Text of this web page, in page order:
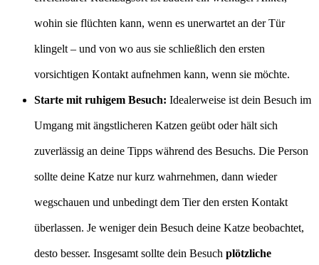
wohin sie flüchten kann, wenn es unerwartet an der Tür
klingelt – und von wo aus sie schließlich den ersten
vorsichtigen Kontakt aufnehmen kann, wenn sie möchte.
Starte mit ruhigem Besuch: Idealerweise ist dein Besuch im
Umgang mit ängstlicheren Katzen geübt oder hält sich
zuverlässig an deine Tipps während des Besuchs. Die Person
sollte deine Katze nur kurz wahrnehmen, dann wieder
wegschauen und unbedingt dem Tier den ersten Kontakt
überlassen. Je weniger dein Besuch deine Katze beobachtet,
desto besser. Insgesamt sollte dein Besuch plötzliche